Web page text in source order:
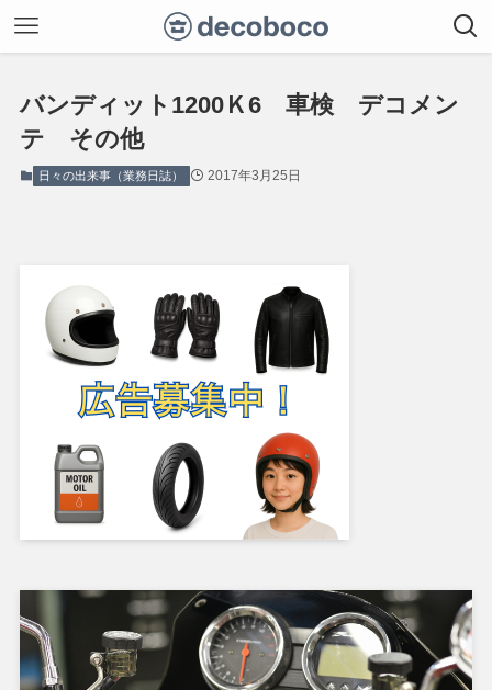
バンディット1200Ｋ6 車検 デコメン
テ その他
日々の出来事（業務日誌） 2017年3月25日